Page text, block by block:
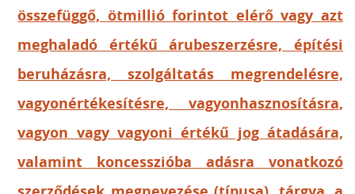
összefüggő, ötmillió forintot elérő vagy azt
meghaladó értékű árubeszerzésre, építési
beruházásra, szolgáltatás megrendelésre,
vagyonértékesítésre, vagyonhasznosításra,
vagyon vagy vagyoni értékű jog átadására,
valamint koncesszióba adásra vonatkozó